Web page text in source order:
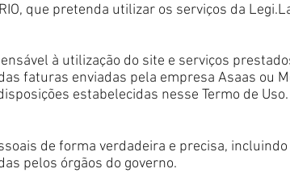
que pretenda utilizar os serviços da
à utilização do site e serviços
faturas enviadas pela empresa Asaas ou
estabelecidas nesse Termo de Uso.
de forma verdadeira e precisa, incluindo
pelos órgãos do governo.